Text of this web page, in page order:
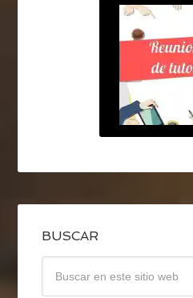
BUSCAR